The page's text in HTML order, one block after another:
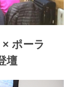
ポーラ
壇